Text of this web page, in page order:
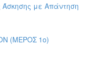
Άσκησης με Απάντηση
(ΜΕΡΟΣ 1ο)